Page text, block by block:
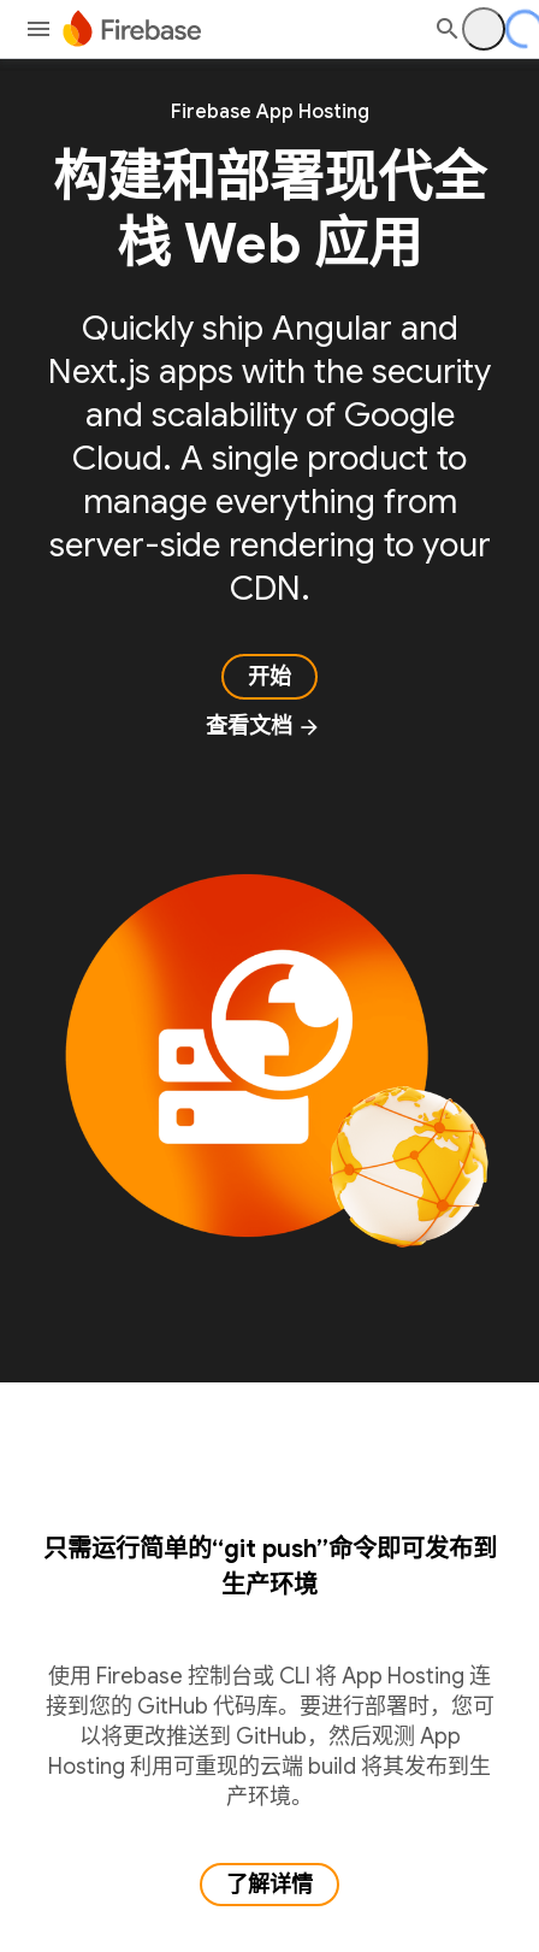
Firebase App Hosting
构建和部署现代全
栈 Web 应用
Quickly ship Angular and
Next.js apps with the security
and scalability of Google
Cloud. A single product to
manage everything from
server-side rendering to your
CDN.
开始
查看文档 arrow_forward
只需运行简单的“git push”命令即可发布到
生产环境
使用 Firebase 控制台或 CLI 将 App Hosting 连
接到您的 GitHub 代码库。要进行部署时，您可
以将更改推送到 GitHub，然后观测 App
Hosting 利用可重现的云端 build 将其发布到生
产环境。
了解详情